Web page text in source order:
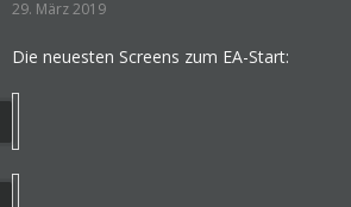
29. März 2019
Die neuesten Screens zum EA-Start: